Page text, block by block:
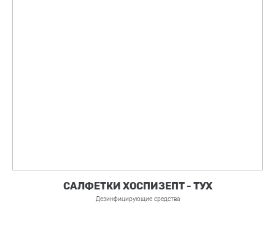
CАЛФЕТКИ ХОСПИЗЕПТ - ТУХ
Дезинфицирующие средства